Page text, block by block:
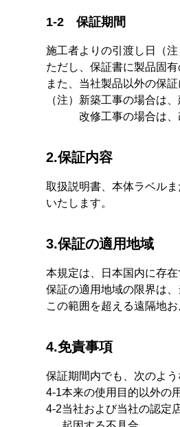
1-2 保証期間
施工者よりの引渡し日（
ただし、保証書に製品固
また、当社製品以外の保
（注） 新築工事の場合は
改修工事の場合は
2.保証内容
取扱説明書、本体ラベル
いたします。
3.保証の適用地域
本規定は、日本国内に存
保証の適用地域の限界は
この範囲を超える遠隔地
4.免責事項
保証期間内でも、次のよ
4-1本来の使用目的以外の
4-2当社および当社の認定